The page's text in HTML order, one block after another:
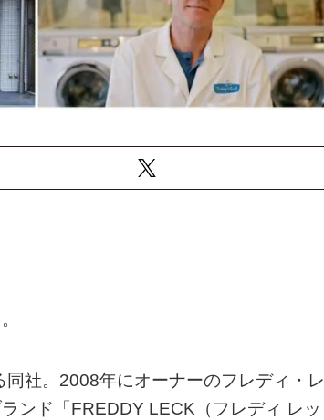
社。2008年にオーナーのフレディ・レ
ンド「FREDDY LECK（フレディ レッ